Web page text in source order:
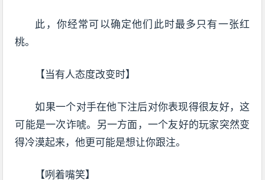
此，你经常可以确定他们此时最多只有一张红
桃。
【当有人态度改变时】
如果一个对手在他下注后对你表现得很友好，这
可能是一次诈唬。另一方面，一个友好的玩家突然变
得冷漠起来，他更可能是想让你跟注。
【咧着嘴笑】